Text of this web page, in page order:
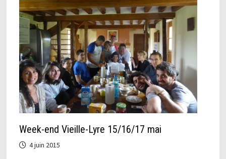
Week-end Vieille-Lyre 15/16/17 mai
4 juin 2015